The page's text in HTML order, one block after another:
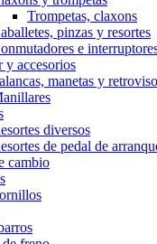
Trompetas, claxons
pinzas y resortes
e
y accesorios
manetas y
diversos
de pedal de
cambio